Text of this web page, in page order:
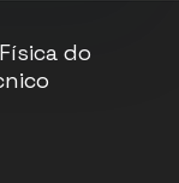
do